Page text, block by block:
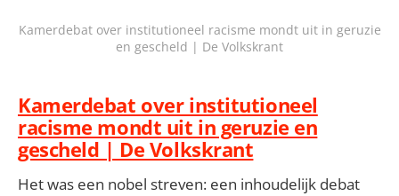
Kamerdebat over institutioneel racisme mondt uit in geruzie
en gescheld | De Volkskrant
Kamerdebat over institutioneel
racisme mondt uit in geruzie en
gescheld | De Volkskrant
Het was een nobel streven: een inhoudelijk debat